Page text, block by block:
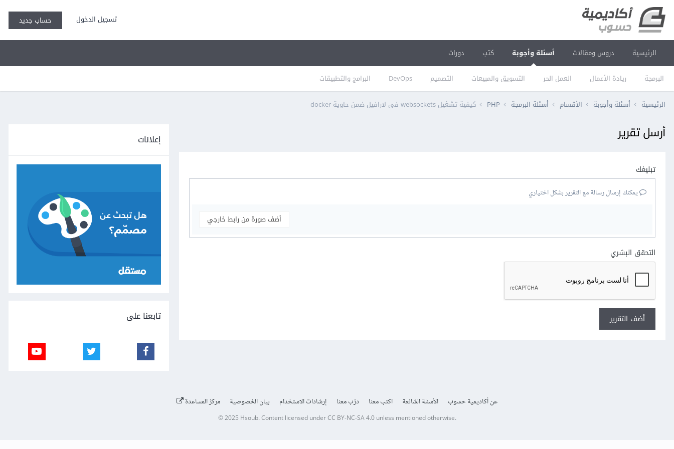
تسجيل الدخول حساب جديد
الرئيسية دروس ومقالات أسئلة وأجوبة
البرمجة ريادة الأعمال العمل الحر التسويق والمبيعات التصميم DevOps البرامج والتطبيقات
كتب دورات
الرئيسية أسئلة وأجوبة الأقسام أسئلة البرمجة PHP كيفية تشغيل websockets في لارافيل ضمن حاوية docker
أرسل تقرير
تبليغك
يمكنك إرسال رسالة مع التقرير بشكل اختياري
أضف صورة من رابط خارجي
التحقق البشري
أضف التقرير
إعلانات
تابعنا على
عن أكاديمية حسوب الأسئلة الشائعة اكتب معنا درّب معنا إرشادات الاستخدام بيان الخصوصية مركز المساعدة
© 2025 Hsoub.Content licensed underCC BY-NC-SA 4.0unless mentioned otherwise.